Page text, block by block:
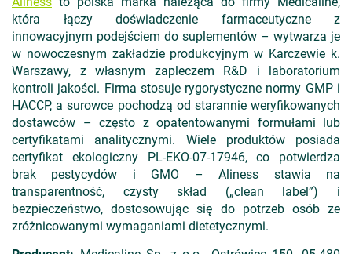
która łączy doświadczenie farmaceutyczne z
innowacyjnym podejściem do suplementów – wytwarza je
w nowoczesnym zakładzie produkcyjnym w Karczewie k.
Warszawy, z własnym zapleczem R&D i laboratorium
kontroli jakości. Firma stosuje rygorystyczne normy GMP i
HACCP, a surowce pochodzą od starannie weryfikowanych
dostawców – często z opatentowanymi formułami lub
certyfikatami analitycznymi. Wiele produktów posiada
certyfikat ekologiczny PL-EKO-07-17946, co potwierdza
brak pestycydów i GMO – Aliness stawia na
transparentność, czysty skład („clean label”) i
bezpieczeństwo, dostosowując się do potrzeb osób ze
zróżnicowanymi wymaganiami dietetycznymi.